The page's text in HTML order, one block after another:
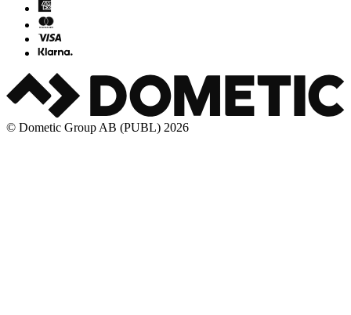
© Dometic Group AB (PUBL) 2026